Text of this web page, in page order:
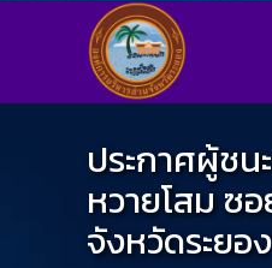
ประกาศผู้ชน
หวายโสม ซ
จังหวัดระยอง